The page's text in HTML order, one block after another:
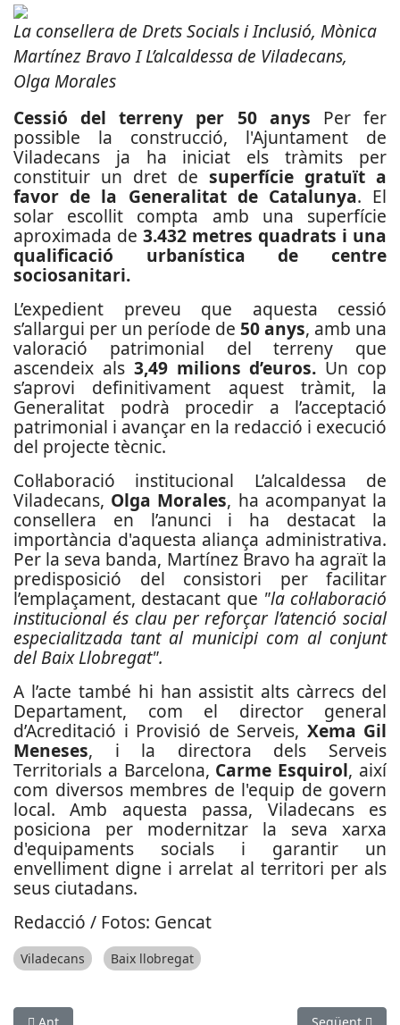
La consellera de Drets Socials i Inclusió, Mònica
Martínez Bravo I L’alcaldessa de Viladecans,
Olga Morales
Cessió del terreny per 50 anys Per fer
possible la construcció, l'Ajuntament de
Viladecans ja ha iniciat els tràmits per
constituir un dret de superfície gratuït a
favor de la Generalitat de Catalunya. El
solar escollit compta amb una superfície
aproximada de 3.432 metres quadrats i una
qualificació urbanística de centre
sociosanitari.
L’expedient preveu que aquesta cessió
s’allargui per un període de 50 anys, amb una
valoració patrimonial del terreny que
ascendeix als 3,49 milions d’euros. Un cop
s’aprovi definitivament aquest tràmit, la
Generalitat podrà procedir a l’acceptació
patrimonial i avançar en la redacció i execució
del projecte tècnic.
Col·laboració institucional L’alcaldessa de
Viladecans, Olga Morales, ha acompanyat la
consellera en l’anunci i ha destacat la
importància d'aquesta aliança administrativa.
Per la seva banda, Martínez Bravo ha agraït la
predisposició del consistori per facilitar
l’emplaçament, destacant que "la col·laboració
institucional és clau per reforçar l’atenció social
especialitzada tant al municipi com al conjunt
del Baix Llobregat".
A l’acte també hi han assistit alts càrrecs del
Departament, com el director general
d’Acreditació i Provisió de Serveis, Xema Gil
Meneses, i la directora dels Serveis
Territorials a Barcelona, Carme Esquirol, així
com diversos membres de l'equip de govern
local. Amb aquesta passa, Viladecans es
posiciona per modernitzar la seva xarxa
d'equipaments socials i garantir un
envelliment digne i arrelat al territori per als
seus ciutadans.
Redacció / Fotos: Gencat
Viladecans Baix llobregat
Article anterior: 68è Ral·li Barcelona-Sitges: L'elegància del
Ant Article
Següent